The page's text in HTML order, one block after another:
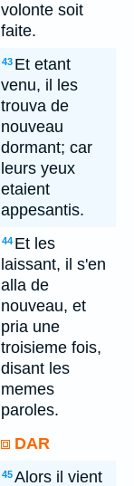
volonte soit
faite.
43 Et etant
venu, il les
trouva de
nouveau
dormant; car
leurs yeux
etaient
appesantis.
44 Et les
laissant, il s'en
alla de
nouveau, et
pria une
troisieme fois,
disant les
memes
paroles.
DAR
45Alors il vient